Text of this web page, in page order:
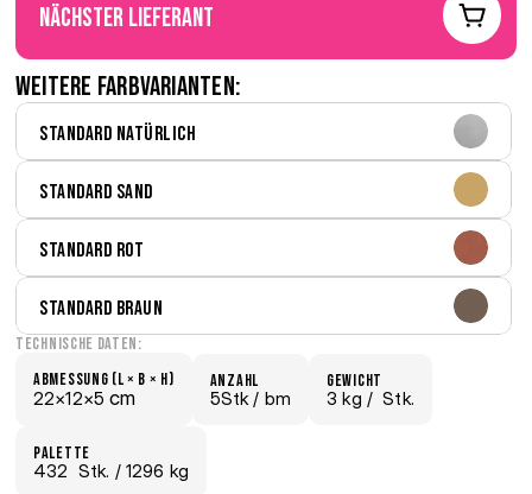
nächster Lieferant
Weitere Farbvarianten:
Standard Natürlich
Standard Sand
Standard Rot
Standard Braun
Technische Daten:
Abmessung (L × B × H)
22×12×5 cm
Anzahl
5Stk / bm
Gewicht
3 kg /
  Stk.
Palette
432
  Stk.
/ 1296 kg